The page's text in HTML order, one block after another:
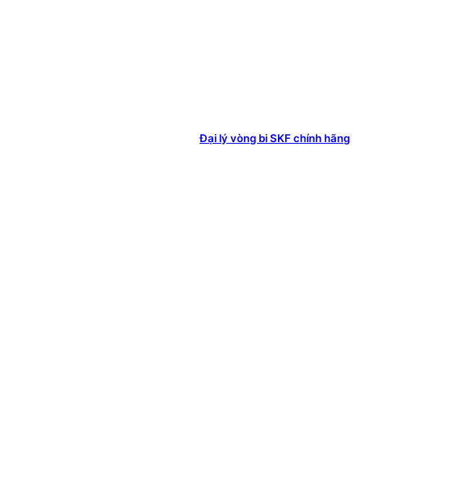
Đại lý vòng bi SKF chính hãng